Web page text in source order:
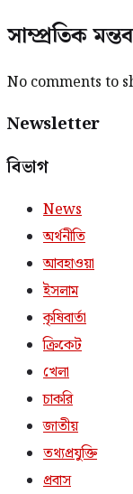
সাম্প্রতিক
No comments to
Newsletter
বিভাগ
News
অর্থনীতি
আবহাওয়া
ইসলাম
কৃষিবার্তা
ক্রিকেট
খেলা
চাকরি
জাতীয়
তথ্যপ্রযুক্তি
প্রবাস